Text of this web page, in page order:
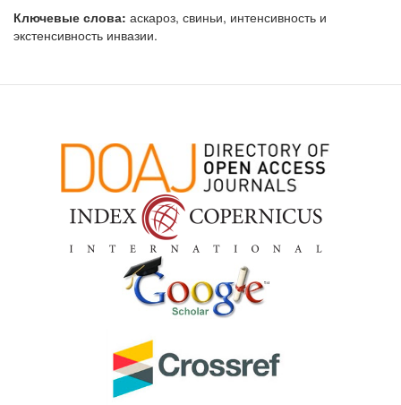
Ключевые слова: аскароз, свиньи, интенсивность и
экстенсивность инвазии.